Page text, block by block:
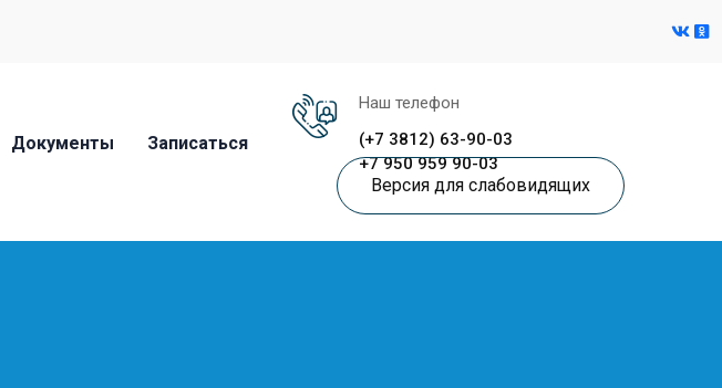
Документы Записаться
Наш телефон
(+7 3812) 63-90-03
+7 950 959 90-03
Версия для слабовидящих